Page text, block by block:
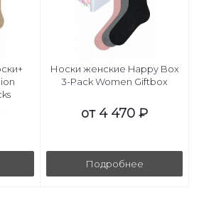
Носки женские Happy Box
3-Pack Women Giftbox
от 4 470 ₽
Подробнее